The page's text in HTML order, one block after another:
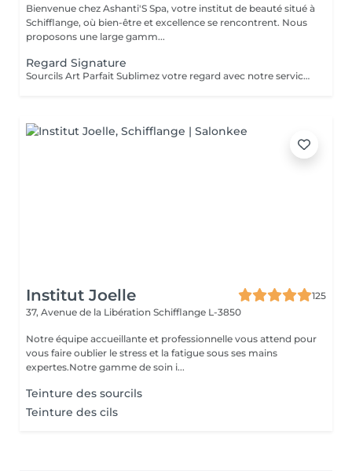
Bienvenue chez Ashanti'S Spa, votre institut de beauté situé à
Schifflange, où bien-être et excellence se rencontrent. Nous
proposons une large gamm...
Regard Signature
Sourcils Art Parfait Sublimez votre regard avec notre service Art Parfait : une approche précise et personnalisée pour des sourcils parfaitement dessinés et harmonieux. Chaque prestation comprend : Mise en forme des sourcils selon la morphologie du visage Épilation douce pour un contour net et naturel Stylisme du sourcil pour un effet équilibré et élégant Possibilité de teinture pour intensifier la couleur et structurer le regard Résultat : un regard sublimé, des sourcils parfaitement dessinés et un effet naturel et durable
Institut Joelle
125
37, Avenue de la Libération Schifflange L-3850
Notre équipe accueillante et professionnelle vous attend pour
vous faire oublier le stress et la fatigue sous ses mains
expertes.Notre gamme de soin i...
Teinture des sourcils
Teinture des cils